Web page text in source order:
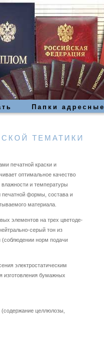
Папки адресные
ТЕМАТИКИ
печатной краски и
оптимальное качество
и температуры
печатной формы, состава и
материала.
элементов на трех цветоде-
серый тон из
(соблюдении норм подачи
электростатическим
изготовления бумажных
целлюлозы,